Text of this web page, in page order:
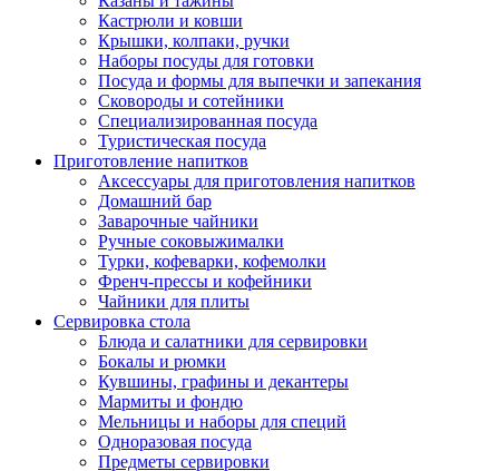
Кастрюли и ковши
Крышки, колпаки, ручки
Наборы посуды для готовки
Посуда и формы для выпечки и запекания
Сковороды и сотейники
Специализированная посуда
Туристическая посуда
Приготовление напитков
Аксессуары для приготовления напитков
Домашний бар
Заварочные чайники
Ручные соковыжималки
Турки, кофеварки, кофемолки
Френч-прессы и кофейники
Чайники для плиты
Сервировка стола
Блюда и салатники для сервировки
Бокалы и рюмки
Кувшины, графины и декантеры
Мармиты и фондю
Мельницы и наборы для специй
Одноразовая посуда
Предметы сервировки